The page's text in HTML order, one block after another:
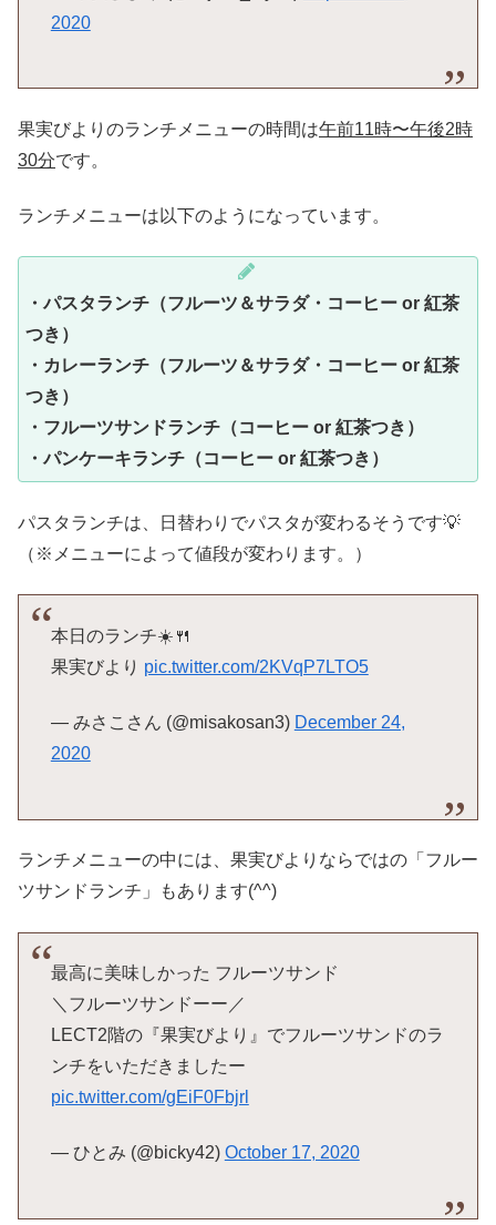
2020
果実びよりのランチメニューの時間は午前11時〜午後2時
30分です。
ランチメニューは以下のようになっています。
・パスタランチ（フルーツ＆サラダ・コーヒー or 紅茶
つき）
・カレーランチ（フルーツ＆サラダ・コーヒー or 紅茶
つき）
・フルーツサンドランチ（コーヒー or 紅茶つき）
・パンケーキランチ（コーヒー or 紅茶つき）
パスタランチは、日替わりでパスタが変わるそうです💡
（※メニューによって値段が変わります。）
本日のランチ☀️🍴
果実びより pic.twitter.com/2KVqP7LTO5
— みさこさん (@misakosan3) December 24,
2020
ランチメニューの中には、果実びよりならではの「フルー
ツサンドランチ」もあります(^^)
最高に美味しかった フルーツサンド
＼フルーツサンドーー／
LECT2階の『果実びより』でフルーツサンドのラ
ンチをいただきましたー
pic.twitter.com/gEiF0Fbjrl
— ひとみ (@bicky42) October 17, 2020